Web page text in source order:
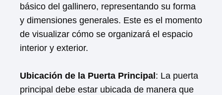
básico del gallinero, representando su forma
y dimensiones generales. Este es el momento
de visualizar cómo se organizará el espacio
interior y exterior.
Ubicación de la Puerta Principal : La puerta
principal debe estar ubicada de manera que